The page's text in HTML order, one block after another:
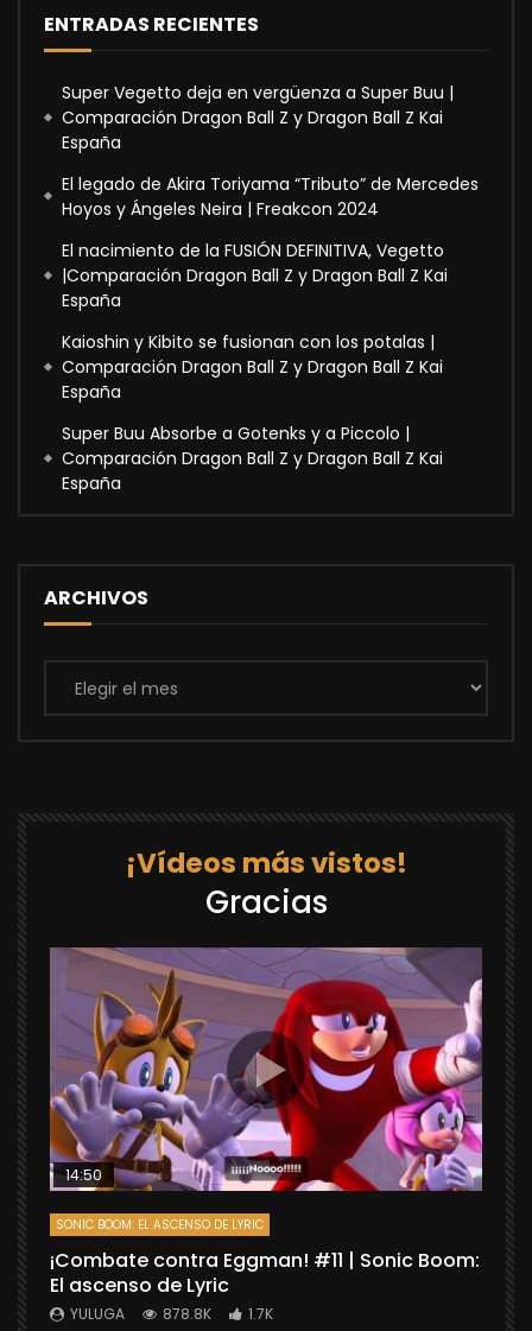
ENTRADAS RECIENTES
Super Vegetto deja en vergüenza a Super Buu |
Comparación Dragon Ball Z y Dragon Ball Z Kai
España
El legado de Akira Toriyama “Tributo” de Mercedes
Hoyos y Ángeles Neira | Freakcon 2024
El nacimiento de la FUSIÓN DEFINITIVA, Vegetto
|Comparación Dragon Ball Z y Dragon Ball Z Kai
España
Kaioshin y Kibito se fusionan con los potalas |
Comparación Dragon Ball Z y Dragon Ball Z Kai
España
Super Buu Absorbe a Gotenks y a Piccolo |
Comparación Dragon Ball Z y Dragon Ball Z Kai
España
ARCHIVOS
Archivos
¡Vídeos más vistos!
Gracias
14:50
SONIC BOOM: EL ASCENSO DE LYRIC
¡Combate contra Eggman! #11 | Sonic Boom:
El ascenso de Lyric
YULUGA 878.8K 1.7K